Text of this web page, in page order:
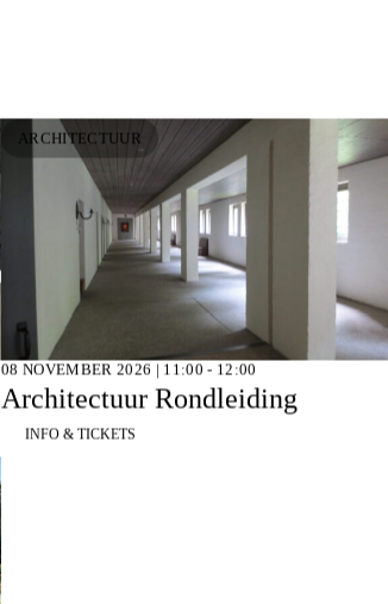
ARCHITECTUUR
08 NOVEMBER 2026 | 11:00 - 12:00
Architectuur Rondleiding
INFO & TICKETS